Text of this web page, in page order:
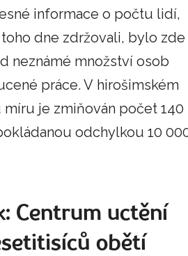
informace o počtu lidí,
dne zdržovali, bylo zde
neznámé množství osob
práce. V hirošimském
je zmiňován počet 140
odchylkou 10
Centrum uctění
obětí